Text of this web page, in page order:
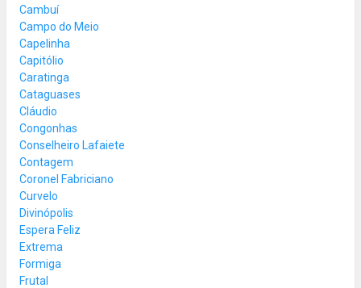
Cambuí
Campo do Meio
Capelinha
Capitólio
Caratinga
Cataguases
Cláudio
Congonhas
Conselheiro Lafaiete
Contagem
Coronel Fabriciano
Curvelo
Divinópolis
Espera Feliz
Extrema
Formiga
Frutal